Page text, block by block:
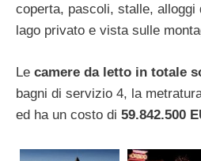
coperta, pascoli, stalle, alloggi
lago privato e vista sulle
Le camere da letto in totale
bagni di servizio 4, la
ed ha un costo di 59.842.500